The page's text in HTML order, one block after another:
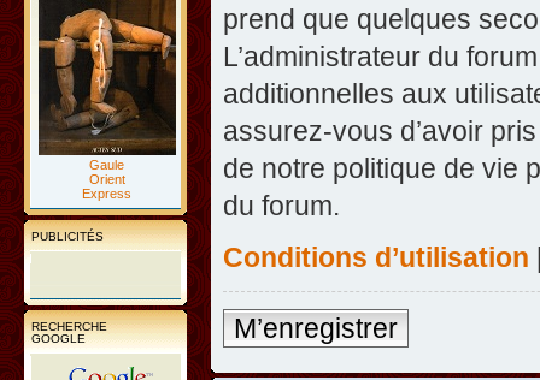
Gaule
Orient
Express
PUBLICITÉS
RECHERCHE
GOOGLE
prend que quelques
L’administrateur du
additionnelles aux
assurez-vous d’avoir
de notre politique de vie
du forum.
Conditions d’utilisation
M’enregistrer